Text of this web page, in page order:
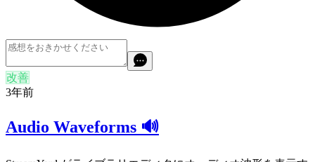
改善
3年前
Audio Waveforms 🔊